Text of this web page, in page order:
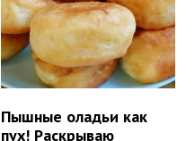
Пышные оладьи как
пух! Раскрываю